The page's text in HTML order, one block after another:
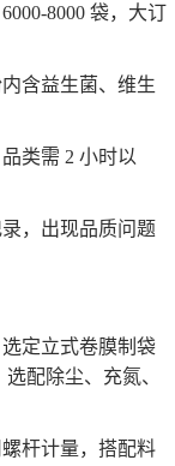
8000 袋，大订
含益生菌、维生
类需 2 小时以
，出现品质问题
定立式卷膜制袋
配除尘、充氮、
杆计量，搭配料